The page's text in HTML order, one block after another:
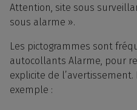
Attention, site sous
sous alarme ».
Les pictogrammes sont
autocollants Alarme, pour
explicite de
exemple :